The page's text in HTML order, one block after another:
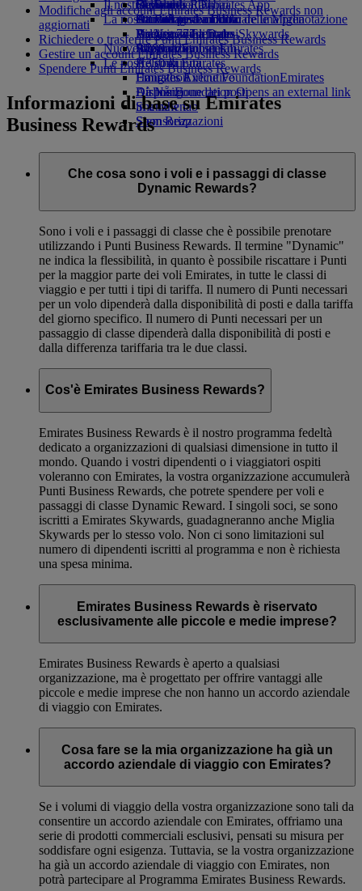
tab
Bevande
La nostra flotta
Boeing 777
A380 di Emirates
A350 di Emirates
Emirates Executive
Disposizione dei posti
Giocattoli
Attività per bambini
Il nostro pianeta
Attività sostenibili
Politica ambientale
Rapporti ambientali
Le nostre comunità
Emirates Airline FoundationEmirates
Airline Foundation Opens an external link
in a new tab
Sponsorizzazioni
Da Roma a Dubai
Da Bologna a Dubai
Da Venezia a Dubai
Nuove destinazioni
Helsinki
Hangzhou
Đà Nẵng
Shenzhen
Siem Reap
Skywards Rail
Strumento di calcolo delle Miglia
Accesso a Emirates Skywards
Skywards+
Cellulare ed Emirates App
Cancellare o modificare una prenotazione
Viaggio modificato
Informazioni su Emirates
Modifiche agli account Emirates Business Rewards non
aggiornati
Richiedere o trasferire Punti Emirates Business Rewards
Gestire un account Emirates Business Rewards
Spendere Punti Emirates Business Rewards
Informazioni di base su Emirates
Business Rewards
Che cosa sono i voli e i passaggi di classe
Dynamic Rewards?
Sono i voli e i passaggi di classe che è possibile prenotare
utilizzando i Punti Business Rewards. Il termine "Dynamic"
ne indica la flessibilità, in quanto è possibile riscattare i Punti
per la maggior parte dei voli Emirates, in tutte le classi di
viaggio e per tutti i tipi di tariffa. Il numero di Punti necessari
per un volo dipenderà dalla disponibilità di posti e dalla tariffa
del giorno specifico. Il numero di Punti necessari per un
passaggio di classe dipenderà dalla disponibilità di posti e
dalla differenza tariffaria tra le due classi.
Cos'è Emirates Business Rewards?
Emirates Business Rewards è il nostro programma fedeltà
dedicato a organizzazioni di qualsiasi dimensione in tutto il
mondo. Quando i vostri dipendenti o i viaggiatori ospiti
voleranno con Emirates, la vostra organizzazione accumulerà
Punti Business Rewards, che potrete spendere per voli e
passaggi di classe Dynamic Reward. I singoli soci, se sono
iscritti a Emirates Skywards, guadagneranno anche Miglia
Skywards per lo stesso volo. Non ci sono limitazioni sul
numero di dipendenti iscritti al programma e non è richiesta
una spesa minima.
Emirates Business Rewards è riservato
esclusivamente alle piccole e medie imprese?
Emirates Business Rewards è aperto a qualsiasi
organizzazione, ma è progettato per offrire vantaggi alle
piccole e medie imprese che non hanno un accordo aziendale
di viaggio con Emirates.
Cosa fare se la mia organizzazione ha già un
accordo aziendale di viaggio con Emirates?
Se i volumi di viaggio della vostra organizzazione sono tali da
consentire un accordo aziendale con Emirates, offriamo una
serie di prodotti commerciali esclusivi, pensati su misura per
soddisfare ogni esigenza. Tuttavia, se la vostra organizzazione
ha già un accordo aziendale di viaggio con Emirates, non
potrà partecipare al Programma Emirates Business Rewards.